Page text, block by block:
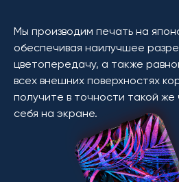
Мы производим печать на
обеспечивая наилучшее
цветопередачу, а также
всех внешних поверхностях
получите в точности такой же
себя на экране.